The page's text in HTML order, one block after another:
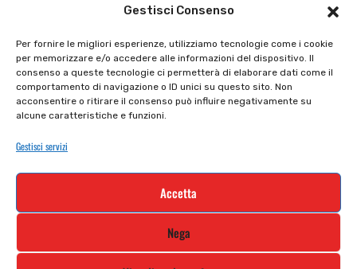
Gestisci Consenso
Per fornire le migliori esperienze, utilizziamo tecnologie come i cookie
per memorizzare e/o accedere alle informazioni del dispositivo. Il
consenso a queste tecnologie ci permetterà di elaborare dati come il
comportamento di navigazione o ID unici su questo sito. Non
acconsentire o ritirare il consenso può influire negativamente su
alcune caratteristiche e funzioni.
Gestisci servizi
Accetta
Nega
Privacy policy
Cookie policy
Tutti prodotti
Termini e condizioni
Iscriviti alla nostra newsletter e rimani